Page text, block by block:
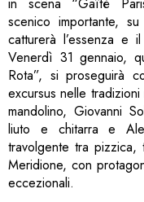
in scena “Gaîté
scenico importante,
catturerà l’essenza e
Venerdì 31 gennaio,
Rota”, si proseguirà
excursus nelle
mandolino, Giovanni
liuto e chitarra e
travolgente tra
Meridione, con
eccezionali.